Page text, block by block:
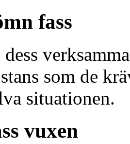
fass
som de
situationen.
vuxen